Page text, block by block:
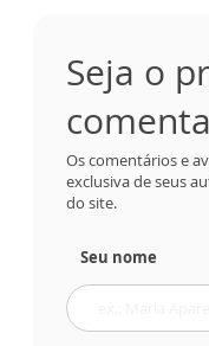
Seja o
Os comentários e
exclusiva de seus
do site.
Seu nome